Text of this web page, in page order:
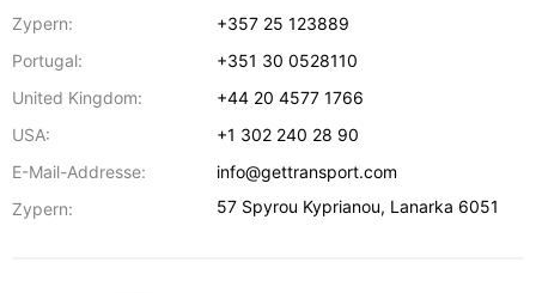
Zypern:
+357 25 123889
Portugal:
+351 30 0528110
United Kingdom:
+44 20 4577 1766
USA:
+1 302 240 28 90
E-Mail-Addresse:
info@gettransport.com
Zypern:
57 Spyrou Kyprianou, Lanarka 6051